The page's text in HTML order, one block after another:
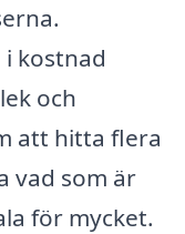
kostnad
och
att hitta flera
vad som är
för mycket.